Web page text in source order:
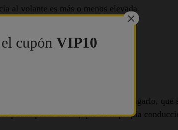
al volante es más o menos elevada.
sino del acto de encenderlo, apagarlo, que
pueda pasar con él, que de la propia
cupón VIP10
×